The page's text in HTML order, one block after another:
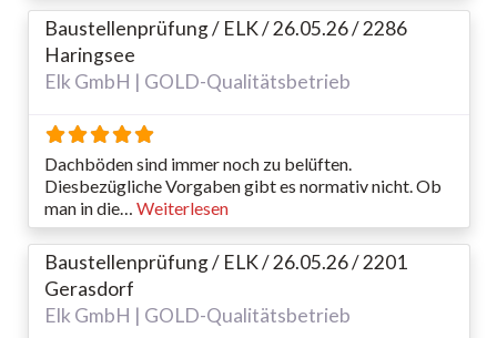
Baustellenprüfung / ELK / 26.05.26 / 2286
Haringsee
Elk GmbH | GOLD-Qualitätsbetrieb
Dachböden sind immer noch zu belüften.
Diesbezügliche Vorgaben gibt es normativ nicht. Ob
man in die… Weiterlesen
Baustellenprüfung / ELK / 26.05.26 / 2201
Gerasdorf
Elk GmbH | GOLD-Qualitätsbetrieb